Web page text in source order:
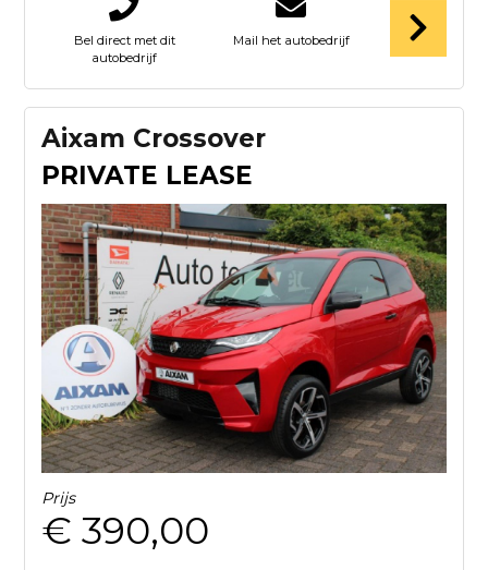
Bel direct met dit
autobedrijf
Mail het autobedrijf
Aixam Crossover
PRIVATE LEASE
Prijs
€ 390,00